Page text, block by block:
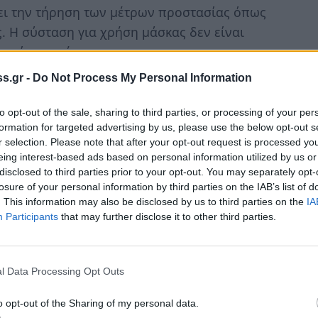
- Do Not Process My Personal Information
opt-out of the sale, sharing to third parties, or processing of your
for targeted advertising by us, please use the below opt-out
selection. Please note that after your opt-out request is processed
interest-based ads based on personal information utilized by us
to third parties prior to your opt-out. You may separately
of your personal information by third parties on the IAB’s list of
This information may also be disclosed by us to third parties on the
Participants that may further disclose it to other third parties.
Data Processing Opt Outs
opt-out of the Sharing of my personal data.
την τήρηση των μέτρων προστασίας όπως
Η σύσταση για χρήση μάσκας δεν είναι
αναφέρει.
περίπτωση εμφάνισης συμπτωμάτων και
και την έγκαιρη χορήγηση
των κρουσμάτων - Ο ρόλος της
JN.1 της ΒΑ.2.86, 12 που έχει
επιδημιολογικού ενδιαφέροντος,
παίζει ρόλο στην αύξηση των κρουσμάτων.